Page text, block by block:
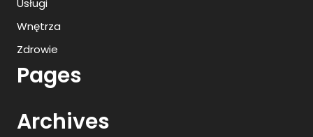
Usługi
Wnętrza
Zdrowie
Pages
Archives